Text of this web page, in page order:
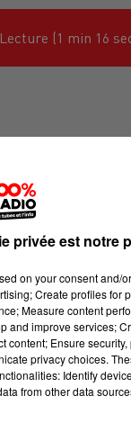
Lecture (1 min 16
privée est notre
on your consent and/
Create profiles for
Measure content
and improve services;
Ensure
privacy choices.
Identify
from other data